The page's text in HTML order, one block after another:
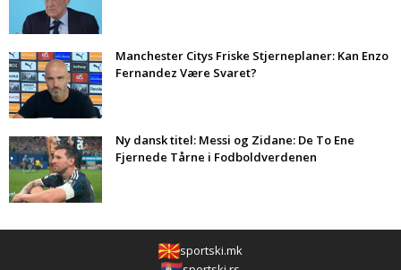
Manchester Citys Friske Stjerneplaner: Kan Enzo
Fernandez Være Svaret?
Ny dansk titel: Messi og Zidane: De To Ene
Fjernede Tårne i Fodboldverdenen
sportski.mk